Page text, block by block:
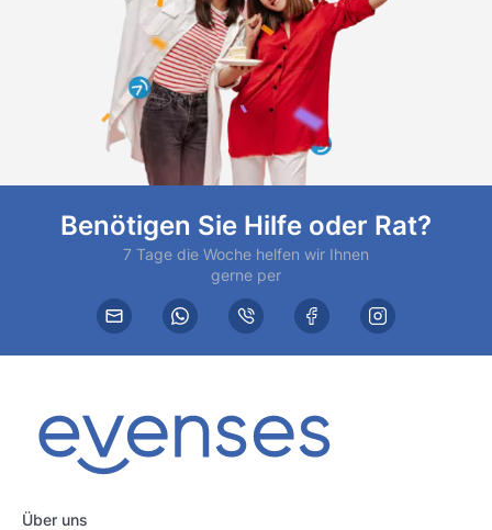
Benötigen Sie Hilfe oder Rat?
7 Tage die Woche helfen wir Ihnen
gerne per
Über uns